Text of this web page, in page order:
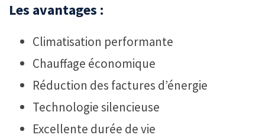
Les avantages :
Climatisation performante
Chauffage économique
Réduction des factures d’énergie
Technologie silencieuse
Excellente durée de vie